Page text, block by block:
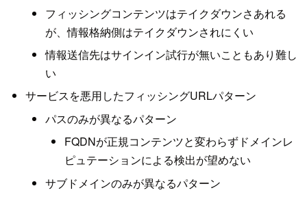
フィッシングコンテンツはテイクダウンさあれる
が、情報格納側はテイクダウンされにくい
情報送信先はサインイン試行が無いこともあり難し
い
サービスを悪用したフィッシングURLパターン
パスのみが異なるパターン
FQDNが正規コンテンツと変わらずドメインレ
ピュテーションによる検出が望めない
サブドメインのみが異なるパターン